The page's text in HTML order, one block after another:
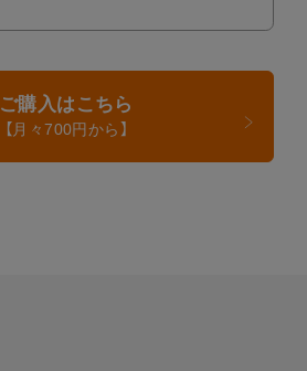
ご購入はこちら
【月々700円から】